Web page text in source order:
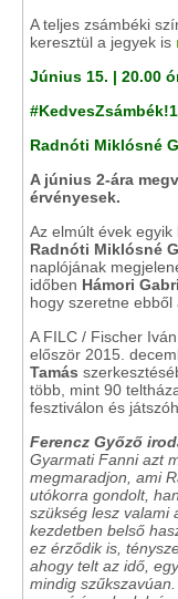
A teljes zsámbéki
keresztül a jegyek is
Június 15. | 20.00
#
Radnóti Miklósné
A június 2-ára
érvényesek.
Az elmúlt évek
Radnóti Miklósné
naplójának
időben Hámori
hogy szeretne ebből
A FILC / Fischer
először 2015.
Tamás
több, mint 90
fesztiválon és
Ferencz Győző
Gyarmati Fanni azt
megmaradjon, ami
utókorra gondolt,
szükség lesz valami
kezdetben belső
ez érződik is,
ahogy telt az idő,
mindig